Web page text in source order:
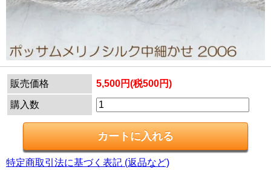
販売価格 5,500円(税500円)
購入数
特定商取引法に基づく表記 (返品など)